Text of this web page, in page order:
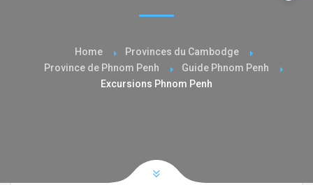
Home
Provinces du Cambodge
Province de Phnom Penh
Guide Phnom Penh
Excursions Phnom Penh